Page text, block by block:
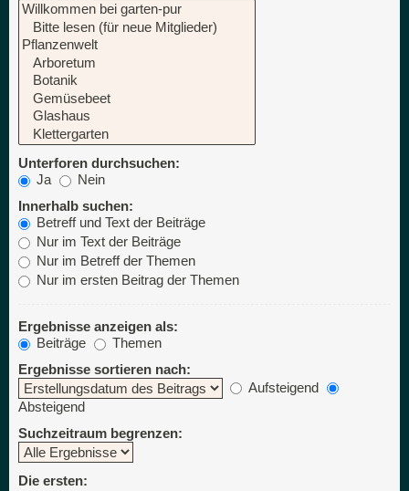
Unterforen durchsuchen:
Ja
Nein
Innerhalb suchen:
Betreff und Text der Beiträge
Nur im Text der Beiträge
Nur im Betreff der Themen
Nur im ersten Beitrag der Themen
Ergebnisse anzeigen als:
Beiträge
Themen
Ergebnisse sortieren nach:
Aufsteigend
Absteigend
Suchzeitraum begrenzen:
Die ersten: